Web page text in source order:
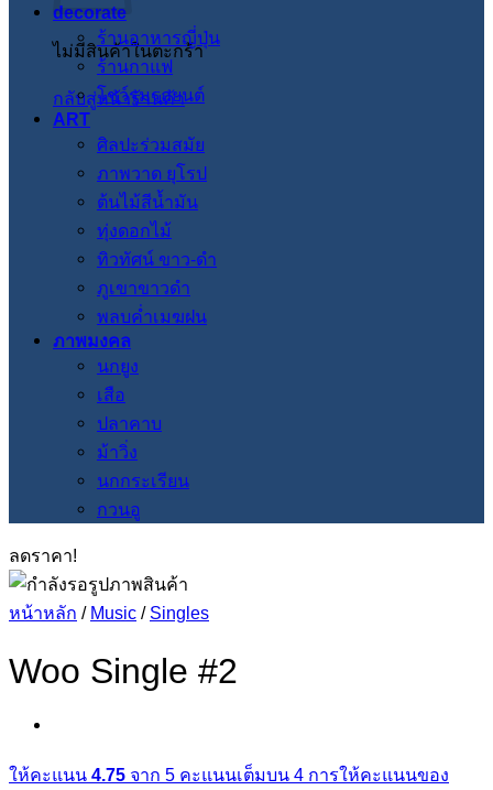
ไม่มีสินค้าในตะกร้า
กลับสู่หน้าร้านค้า
decorate
ร้านอาหารญี่ปุ่น
ร้านกาแฟ
โชว์รูมรถยนต์
ART
ศิลปะร่วมสมัย
ภาพวาด ยุโรป
ต้นไม้สีน้ำมัน
ทุ่งดอกไม้
ทิวทัศน์ ขาว-ดำ
ภูเขาขาวดำ
พลบค่ำเมฆฝน
ภาพมงคล
นกยูง
เสือ
ปลาคาบ
ม้าวิ่ง
นกกระเรียน
กวนอู
ลดราคา!
หน้าหลัก / Music / Singles
Woo Single #2
ให้คะแนน 4.75 จาก 5 คะแนนเต็มบน 4 การให้คะแนนของ